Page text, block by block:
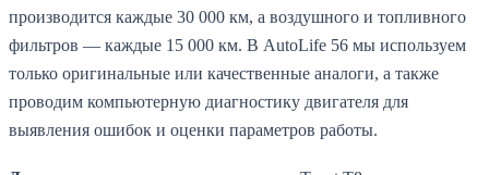
производится каждые 30 000 км, а воздушного и топливного
фильтров — каждые 15 000 км. В AutoLife 56 мы используем
только оригинальные или качественные аналоги, а также
проводим компьютерную диагностику двигателя для
выявления ошибок и оценки параметров работы.